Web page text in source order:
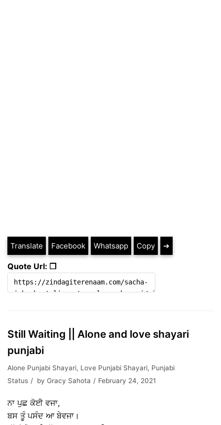
Translate Facebook Whatsapp Copy ➔
Quote Url: ❐
Still Waiting || Alone and love shayari
punjabi
Alone Punjabi Shayari, Love Punjabi Shayari, Punjabi
Status
by Gracy Sahota February 24, 2021
ਨਾ ਪੁਛ ਕੋਈ ਵਜਾ,
ਬਸ ਤੂੰ ਪਸੰਦ ਆ ਬੇਵਜਾ।